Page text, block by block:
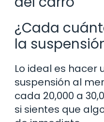
¿Cada
la
Lo ideal es hacer
suspensión al
cada 20,000 a
si sientes que